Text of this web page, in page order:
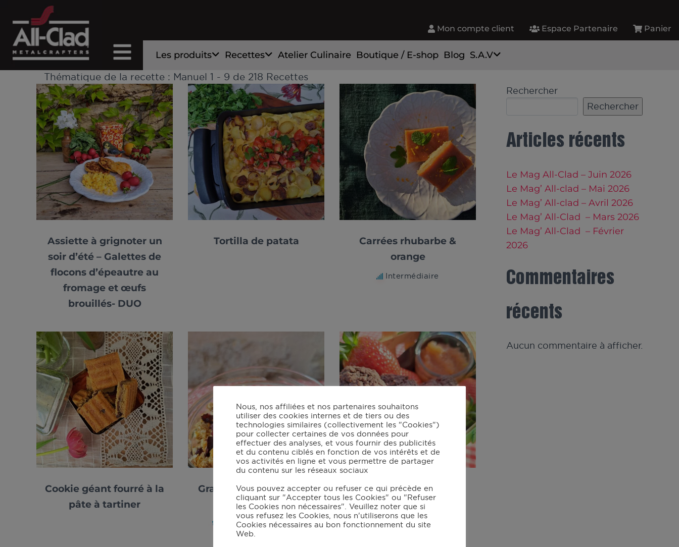
Mon compte client Espace Partenaire Panier
Les produits Recettes Atelier Culinaire Boutique / E-shop Blog S.A.V
Thématique de la recette : Manuel 1 - 9 de 218 Recettes
Assiette à grignoter un
soir d’été – Galettes de
flocons d’épeautre au
fromage et œufs
brouillés- DUO
Tortilla de patata
Carrées rhubarbe &
orange
Intermédiaire
Cookie géant fourré à la
pâte à tartiner
Granola à la rose et aux
canneberges
40 mins Débutant
Pause gourmande au
bord du Doubs –
biscuits chocolat fleur
Rechercher
Rechercher
Articles récents
Le Mag All-Clad – Juin 2026
Le Mag’ All-clad – Mai 2026
Le Mag’ All-clad – Avril 2026
Le Mag’ All-Clad – Mars 2026
Le Mag’ All-Clad – Février
2026
Commentaires
récents
Aucun commentaire à afficher.
Nous, nos affiliées et nos partenaires souhaitons
utiliser des cookies internes et de tiers ou des
technologies similaires (collectivement les "Cookies")
pour collecter certaines de vos données pour
effectuer des analyses, et vous fournir des publicités
et du contenu ciblés en fonction de vos intérêts et de
vos activités en ligne et vous permettre de partager
du contenu sur les réseaux sociaux
Vous pouvez accepter ou refuser ce qui précède en
cliquant sur "Accepter tous les Cookies" ou "Refuser
les Cookies non nécessaires". Veuillez noter que si
vous refusez les Cookies, nous n'utiliserons que les
Cookies nécessaires au bon fonctionnement du site
Web.